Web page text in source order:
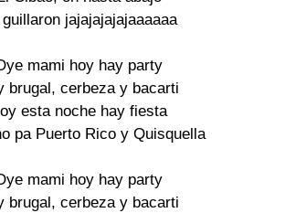
guillaron jajajajajajaaaaaa
mami hoy hay party
brugal, cerbeza y bacarti
esta noche hay fiesta
pa Puerto Rico y Quisquella
mami hoy hay party
brugal, cerbeza y bacarti